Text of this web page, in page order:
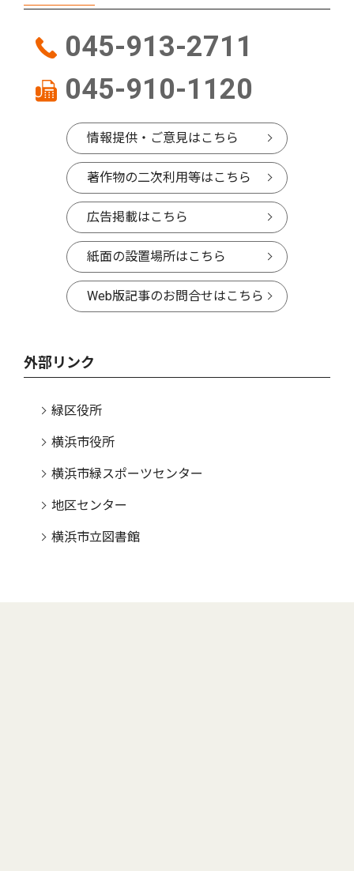
045-913-2711
045-910-1120
情報提供・ご意見はこちら
著作物の二次利用等はこちら
広告掲載はこちら
紙面の設置場所はこちら
Web版記事のお問合せはこちら
外部リンク
緑区役所
横浜市役所
横浜市緑スポーツセンター
地区センター
横浜市立図書館